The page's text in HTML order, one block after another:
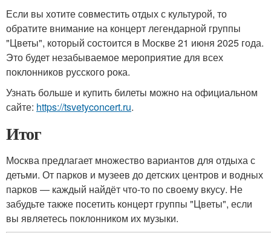
Если вы хотите совместить отдых с культурой, то
обратите внимание на концерт легендарной группы
"Цветы", который состоится в Москве 21 июня 2025 года.
Это будет незабываемое мероприятие для всех
поклонников русского рока.
Узнать больше и купить билеты можно на официальном
сайте: https://tsvetyconcert.ru.
Итог
Москва предлагает множество вариантов для отдыха с
детьми. От парков и музеев до детских центров и водных
парков — каждый найдёт что-то по своему вкусу. Не
забудьте также посетить концерт группы "Цветы", если
вы являетесь поклонником их музыки.